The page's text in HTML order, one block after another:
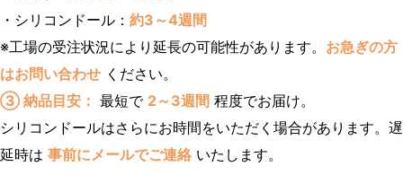
・シリコンドール： 約3～4週間
※工場の受注状況により延長の可能性があります。 お急ぎの方
はお問い合わせ ください。
③ 納品目安： 最短で 2～3週間 程度でお届け。
シリコンドールはさらにお時間をいただく場合があります。遅
延時は 事前にメールでご連絡 いたします。